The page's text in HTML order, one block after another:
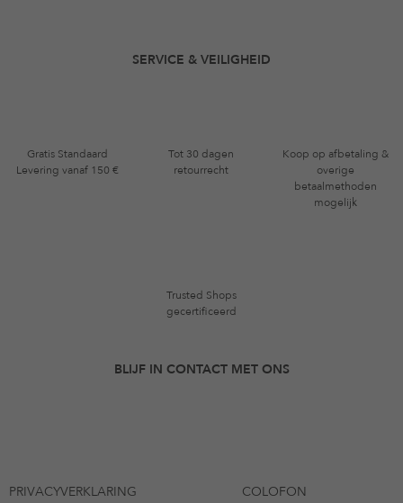
SERVICE & VEILIGHEID
Gratis Standaard
Levering vanaf 150 €
Tot 30 dagen
retourrecht
Koop op afbetaling &
overige
betaalmethoden
mogelijk
Trusted Shops
gecertificeerd
BLIJF IN CONTACT MET ONS
PRIVACYVERKLARING COLOFON